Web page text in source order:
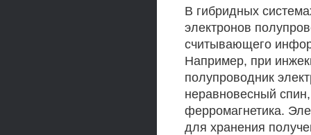
В гибридных
электронов
считывающего
Например, при
полупроводник
неравновесный
ферромагнетика.
для хранения